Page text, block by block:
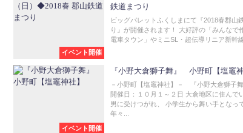
イベント開催
鉄道まつり
ビッグパレットふくしまにて『2018春郡山
り』が開催されます！ 大好評の「みんなで
電車タウン」やミニSL・超伝導リニア新幹線
イベント開催
『小野大倉獅子舞』 小野町【塩竈神
－小野町【塩竈神社】－ 『小野大倉獅子
開催日：１０月１～２日 大倉地区に住んで
男に受けつがれ、 小学生から舞い手となって
年々...